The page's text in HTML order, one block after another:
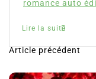
romance auto
Lire la suite
N
a
Article précédent